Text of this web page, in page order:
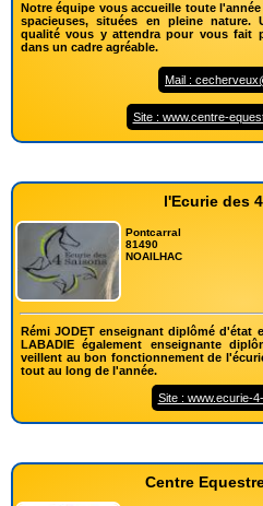
Notre équipe vous accueille toute
spacieuses, situées en pleine nature.
qualité vous y attendra pour vous fait
dans un cadre agréable.
Mail :
Site : www.centre-
l'Ecurie des
Pontcarral
81490
NOAILHAC
Rémi JODET enseignant diplômé d'état
LABADIE également enseignante
veillent au bon fonctionnement de
tout au long de l'année.
Site : www.ecurie-
Centre